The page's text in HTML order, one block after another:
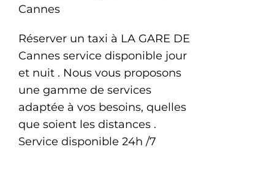
Cannes
Réserver un taxi à LA GARE DE
Cannes service disponible jour
et nuit . Nous vous proposons
une gamme de services
adaptée à vos besoins, quelles
que soient les distances .
Service disponible 24h /7